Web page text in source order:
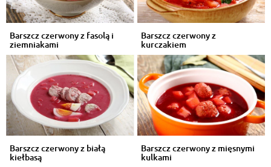
Barszcz czerwony z fasolą i
ziemniakami
Barszcz czerwony z
kurczakiem
Barszcz czerwony z białą
kiełbasą
Barszcz czerwony z mięsnymi
kulkami